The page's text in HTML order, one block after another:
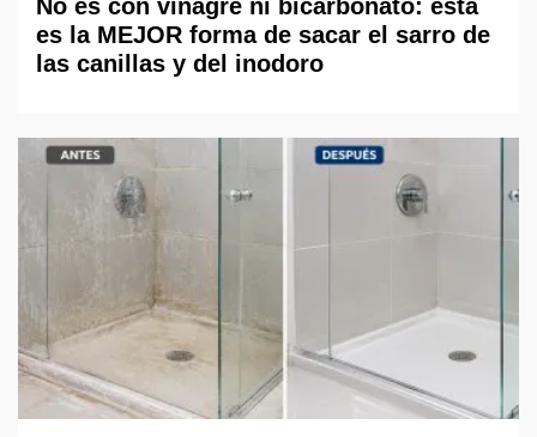
No es con vinagre ni bicarbonato: esta
es la MEJOR forma de sacar el sarro de
las canillas y del inodoro